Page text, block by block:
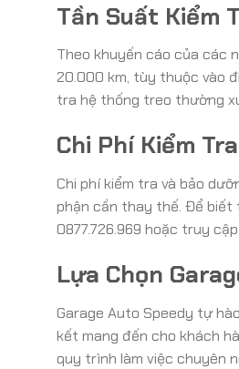
Tần Suất Kiểm
Theo khuyến cáo của các
20.000 km, tùy thuộc vào
tra hệ thống treo thường
Chi Phí Kiểm
Chi phí kiểm tra và bảo
phận cần thay thế. Để biết
0877.726.969 hoặc truy
Lựa Chọn
Garage Auto Speedy tự
kết mang đến cho khách
quy trình làm việc chuyên